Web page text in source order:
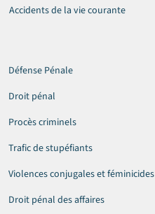
Défense Pénale
Droit pénal
Procès criminels
Trafic de stupéfiants
Violences conjugales et féminicides
Droit pénal des affaires
Accidents de la vie courante